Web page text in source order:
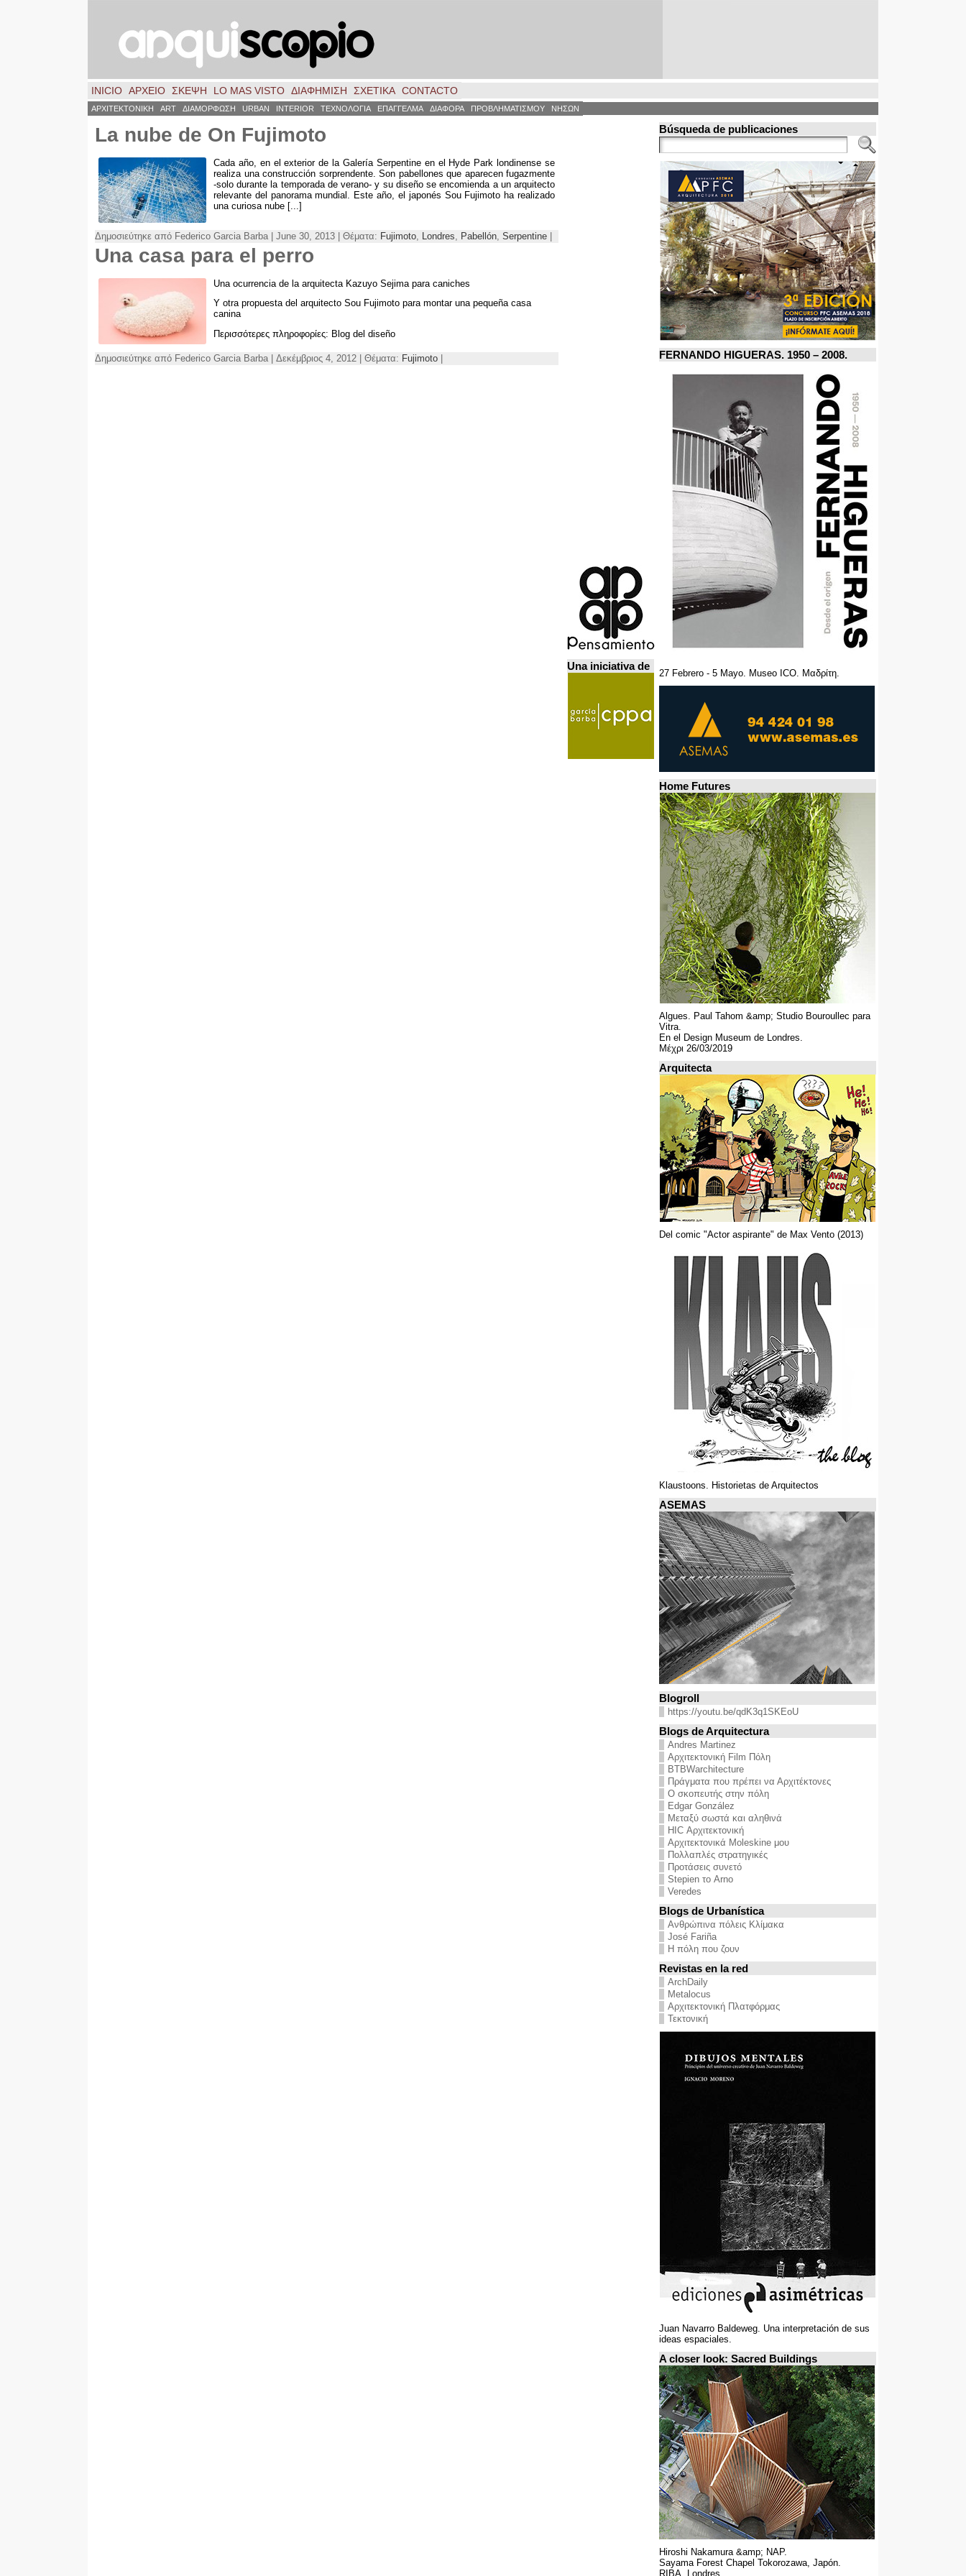
INICIO ΑΡΧΕΙΟ ΣΚΈΨΗ LO MAS VISTO ΔΙΑΦΗΜΙΣΗ ΣΧΕΤΙΚΑ CONTACTO
ΑΡΧΙΤΕΚΤΟΝΙΚΗ ART ΔΙΑΜΟΡΦΩΣΗ URBAN INTERIOR ΤΕΧΝΟΛΟΓΙΑ ΕΠΑΓΓΕΛΜΑ ΔΙΑΦΟΡΑ ΠΡΟΒΛΗΜΑΤΙΣΜΟΥ ΝΗΣΩΝ
La nube de On Fujimoto
Cada año, en el exterior de la Galería Serpentine en el Hyde Park londinense se
realiza una construcción sorprendente. Son pabellones que aparecen fugazmente
-solo durante la temporada de verano-y su diseño se encomienda a un arquitecto
relevante del panorama mundial
Este año el japonés Sou Fujimoto ha realizado
una curiosa nube [...]
Δημοσιεύτηκε από Federico Garcia Barba | June 30, 2013 | Θέματα: Fujimoto Londres Pabellón Serpentine
Una casa para el perro
Una ocurrencia de la arquitecta Kazuyo Sejima para caniches
Y otra propuesta del arquitecto Sou Fujimoto para montar una pequeña casa
canina
Περισσότερες πληροφορίες: Blog del diseño
Δημοσιεύτηκε από Federico Garcia Barba | Δεκέμβριος 4, 2012 | Θέματα: Fujimoto
Una iniciativa de
Búsqueda de publicaciones
FERNANDO HIGUERAS. 1950 – 2008.
27 Febrero - 5 Mayo. Museo ICO. Μαδρίτη.
Home Futures
Algues. Paul Tahom &amp; Studio Bouroullec para
Vitra.
En el Design Museum de Londres.
Μέχρι 26/03/2019
Arquitecta
Del comic "Actor aspirante" de Max Vento (2013)
Klaustoons. Historietas de Arquitectos
ASEMAS
Blogroll
https://youtu.be/qdK3q1SKEoU
Blogs de Arquitectura
Andres Martinez
Αρχιτεκτονική Film Πόλη
BTBWarchitecture
Πράγματα που πρέπει να Αρχιτέκτονες
Ο σκοπευτής στην πόλη
Edgar González
Μεταξύ σωστά και αληθινά
HIC Αρχιτεκτονική
Αρχιτεκτονικά Moleskine μου
Πολλαπλές στρατηγικές
Προτάσεις συνετό
Stepien το Arno
Veredes
Blogs de Urbanística
Ανθρώπινα πόλεις Κλίμακα
José Fariña
Η πόλη που ζουν
Revistas en la red
ArchDaily
Metalocus
Αρχιτεκτονική Πλατφόρμας
Τεκτονική
Juan Navarro Baldeweg. Una interpretación de sus
ideas espaciales.
A closer look: Sacred Buildings
Hiroshi Nakamura &amp; NAP.
Sayama Forest Chapel Tokorozawa, Japón.
RIBA, Londres.